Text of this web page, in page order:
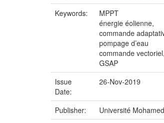
Keywords:
MPPT
énergie éolienne,
commande
pompage d’eau
commande vectoriel,
GSAP
Issue
Date:
26-Nov-2019
Publisher:
Université